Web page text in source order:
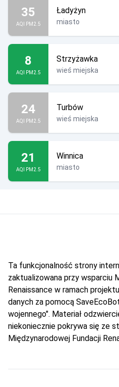
35
AQI PM2.5
Ładyżyn
miasto
8
AQI PM2.5
Strzyżawka
wieś miejska
24
AQI PM2.5
Turbów
wieś miejska
21
AQI PM2.5
Winnica
miasto
Ta funkcjonalność strony
zaktualizowana przy wsparciu
Renaissance w ramach
danych za pomocą
wojennego". Materiał
niekoniecznie pokrywa się ze
Międzynarodowej Fundacji